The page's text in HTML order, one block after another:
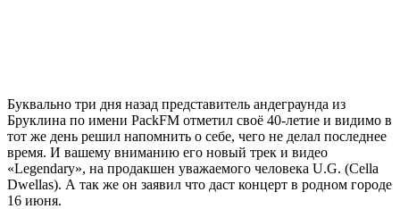
Буквально три дня назад представитель андеграунда из
Бруклина по имени PackFM отметил своё 40-летие и видимо в
тот же день решил напомнить о себе, чего не делал последнее
время. И вашему вниманию его новый трек и видео
«Legendary», на продакшен уважаемого человека U.G. (Cella
Dwellas). А так же он заявил что даст концерт в родном городе
16 июня.